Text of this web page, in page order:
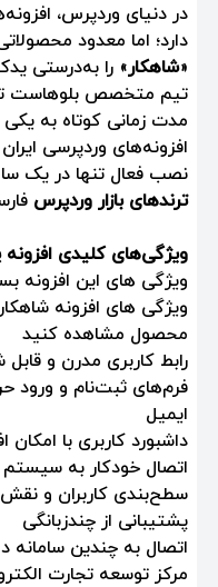
در دنیای وردپرس،
دارد؛ اما معدود
«شاهکار» را به‌درستی
تیم متخصص بلوهاست
مدت زمانی کوتاه به
افزونه‌های وردپرسی
نصب فعال تنها در یک
ترندهای بازار وردپرس
ویژگی‌های کلیدی افزونه
ویژگی های این افزونه
ویژگی های افزونه
محصول مشاهده کنید
رابط کاربری مدرن و
فرم‌های ثبت‌نام و ورود
ایمیل
داشبورد کاربری با
اتصال خودکار به
سطح‌بندی کاربران و
پشتیبانی از چندزبانگی
اتصال به چندین سامانه
مرکز توسعه تجارت